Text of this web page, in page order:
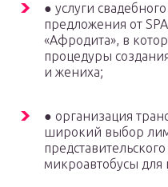
● услуги
предложения от
«Афродита», в
процедуры
и жениха;
● организация
широкий выбор
микроавтобусы для